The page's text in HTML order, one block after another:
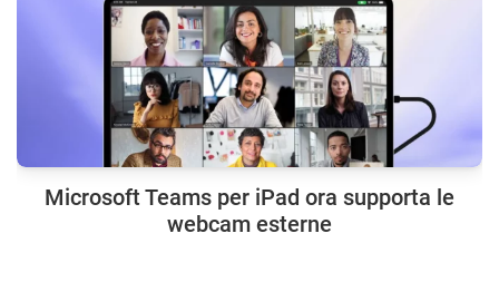
Microsoft Teams per iPad ora supporta le
webcam esterne